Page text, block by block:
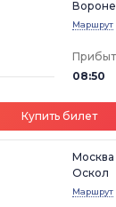
Маршрут
08:50
Купить билет
Оскол
Маршрут